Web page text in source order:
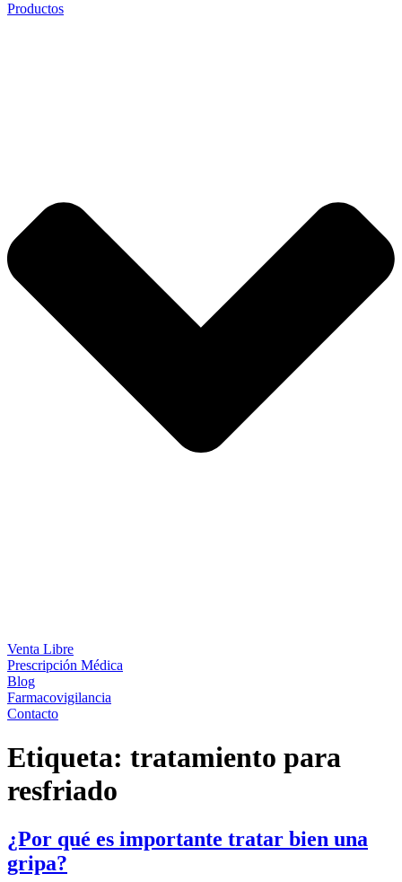
Productos
Venta Libre
Prescripción Médica
Blog
Farmacovigilancia
Contacto
Etiqueta: tratamiento para
resfriado
¿Por qué es importante tratar bien una
gripa?